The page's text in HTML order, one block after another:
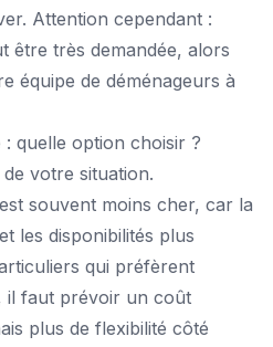
Attention cependant :
être très demandée, alors
équipe de déménageurs à
: quelle option choisir ?
votre situation.
souvent moins cher, car la
les disponibilités plus
qui préfèrent
il faut prévoir un coût
plus de flexibilité côté